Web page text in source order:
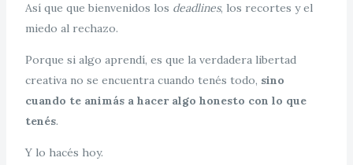
Así que que bienvenidos los deadlines, los recortes y el
miedo al rechazo.
Porque si algo aprendí, es que la verdadera libertad
creativa no se encuentra cuando tenés todo, sino
cuando te animás a hacer algo honesto con lo que
tenés.
Y lo hacés hoy.